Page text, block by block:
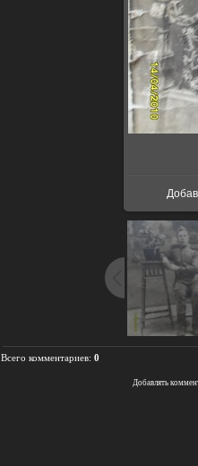
Всего комментариев: 0
Добавлять